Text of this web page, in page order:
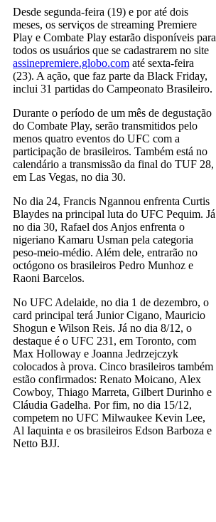
Desde segunda-feira (19) e por até dois
meses, os serviços de streaming Premiere
Play e Combate Play estarão disponíveis para
todos os usuários que se cadastrarem no site
assinepremiere.globo.com até sexta-feira
(23). A ação, que faz parte da Black Friday,
inclui 31 partidas do Campeonato Brasileiro.
Durante o período de um mês de degustação
do Combate Play, serão transmitidos pelo
menos quatro eventos do UFC com a
participação de brasileiros. Também está no
calendário a transmissão da final do TUF 28,
em Las Vegas, no dia 30.
No dia 24, Francis Ngannou enfrenta Curtis
Blaydes na principal luta do UFC Pequim. Já
no dia 30, Rafael dos Anjos enfrenta o
nigeriano Kamaru Usman pela categoria
peso-meio-médio. Além dele, entrarão no
octógono os brasileiros Pedro Munhoz e
Raoni Barcelos.
No UFC Adelaide, no dia 1 de dezembro, o
card principal terá Junior Cigano, Mauricio
Shogun e Wilson Reis. Já no dia 8/12, o
destaque é o UFC 231, em Toronto, com
Max Holloway e Joanna Jedrzejczyk
colocados à prova. Cinco brasileiros também
estão confirmados: Renato Moicano, Alex
Cowboy, Thiago Marreta, Gilbert Durinho e
Cláudia Gadelha. Por fim, no dia 15/12,
competem no UFC Milwaukee Kevin Lee,
Al Iaquinta e os brasileiros Edson Barboza e
Netto BJJ.